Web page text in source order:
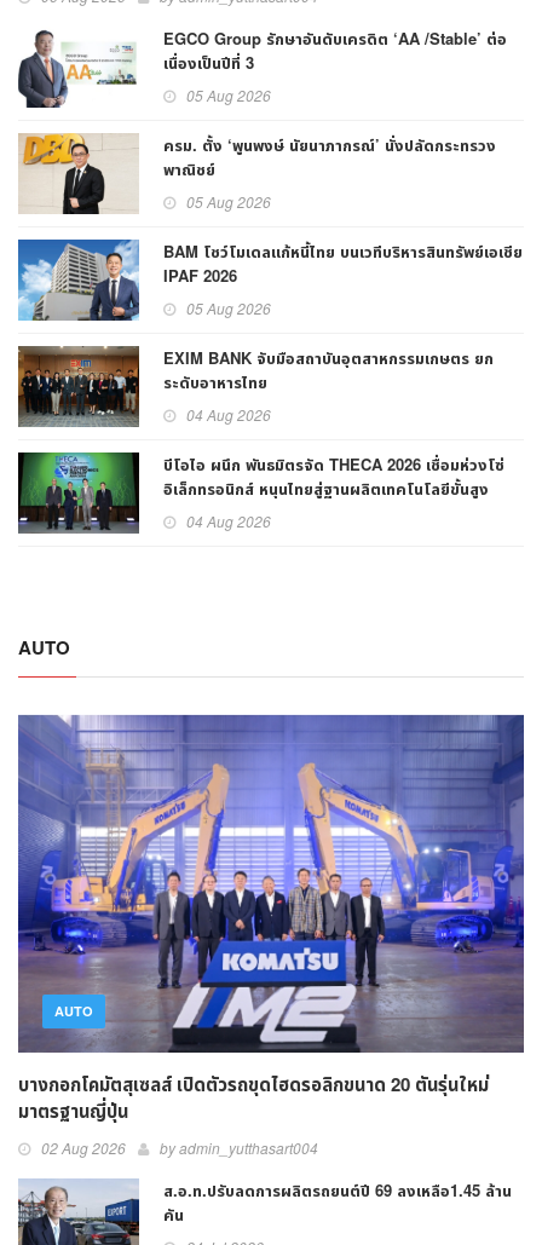
EGCO Group รักษาอันดับเครดิต ‘AA /Stable’ ต่อ
เนื่องเป็นปีที่ 3
05 Aug 2026
ครม. ตั้ง ‘พูนพงษ์ นัยนาภากรณ์’ นั่งปลัดกระทรวง
พาณิชย์
05 Aug 2026
BAM โชว์โมเดลแก้หนี้ไทย บนเวทีบริหารสินทรัพย์เอเชีย
IPAF 2026
05 Aug 2026
EXIM BANK จับมือสถาบันอุตสาหกรรมเกษตร ยก
ระดับอาหารไทย
04 Aug 2026
บีโอไอ ผนึก พันธมิตรจัด THECA 2026 เชื่อมห่วงโซ่
อิเล็กทรอนิกส์ หนุนไทยสู่ฐานผลิตเทคโนโลยีขั้นสูง
04 Aug 2026
AUTO
AUTO
บางกอกโคมัตสุเซลส์ เปิดตัวรถขุดไฮดรอลิกขนาด 20 ตันรุ่นใหม่
มาตรฐานญี่ปุ่น
02 Aug 2026 by admin_yutthasart004
ส.อ.ท.ปรับลดการผลิตรถยนต์ปี 69 ลงเหลือ1.45 ล้าน
คัน